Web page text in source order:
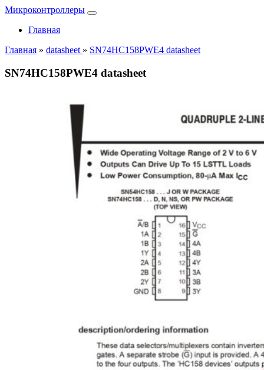
Микроконтроллеры
Главная
Главная » datasheet » SN74HC158PWE4 datasheet
SN74HC158PWE4 datasheet